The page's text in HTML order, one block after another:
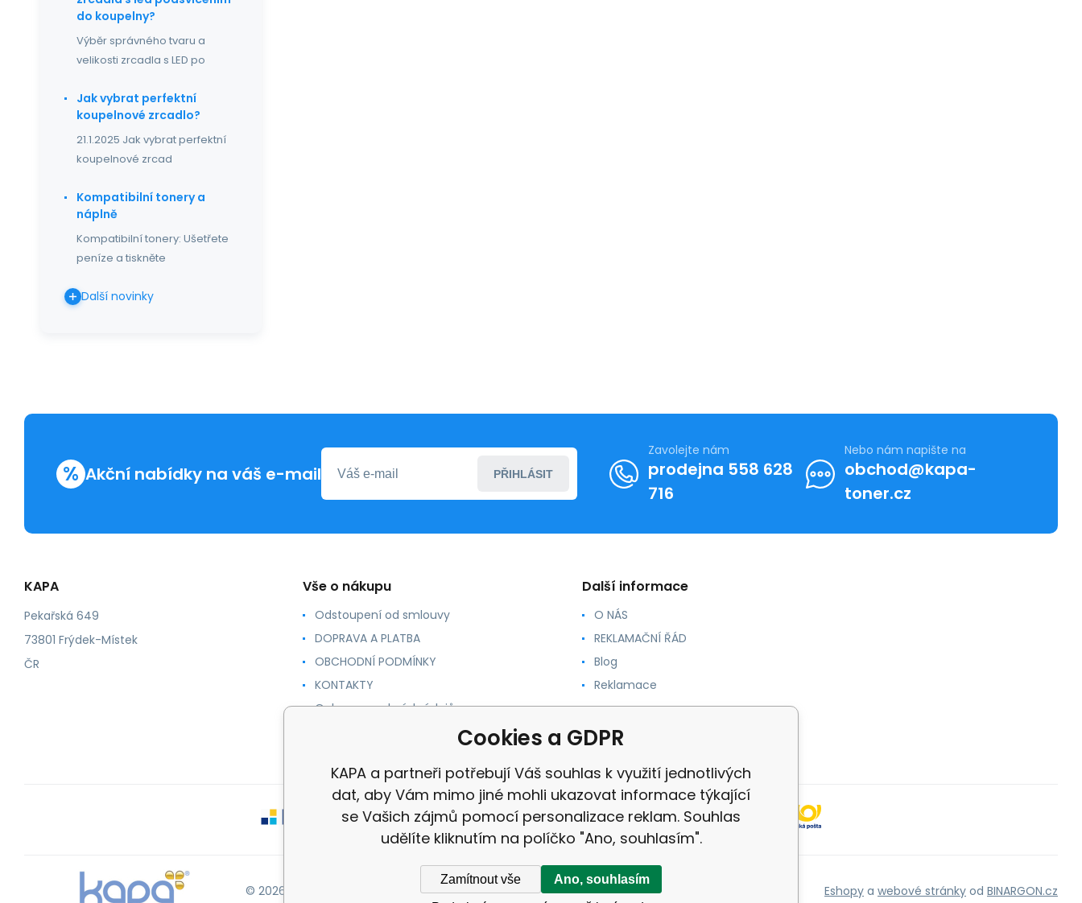
do koupelny?
Výběr správného tvaru a
velikosti zrcadla s LED po
Jak vybrat perfektní
koupelnové zrcadlo?
21.1.2025 Jak vybrat perfektní
koupelnové zrcad
Kompatibilní tonery a
náplně
Kompatibilní tonery: Ušetřete
peníze a tiskněte
Další novinky
% Akční nabídky na váš e-mail PŘIHLÁSIT
Zavolejte nám
prodejna 558 628
716
Nebo nám napište na
obchod@kapa-
toner.cz
KAPA
Pekařská 649
73801 Frýdek-Místek
ČR
Vše o nákupu
Odstoupení od smlouvy
DOPRAVA A PLATBA
OBCHODNÍ PODMÍNKY
KONTAKTY
Ochrana osobních údajů
Další informace
O NÁS
REKLAMAČNÍ ŘÁD
Blog
Reklamace
© 2026 KAPA | Eshopy a webové stránky od BINARGON.cz
Cookies a GDPR
KAPA a partneři potřebují Váš souhlas k využití jednotlivých
dat, aby Vám mimo jiné mohli ukazovat informace týkající
se Vašich zájmů pomocí personalizace reklam. Souhlas
udělíte kliknutím na políčko "Ano, souhlasím".
Zamítnout vše Ano, souhlasím